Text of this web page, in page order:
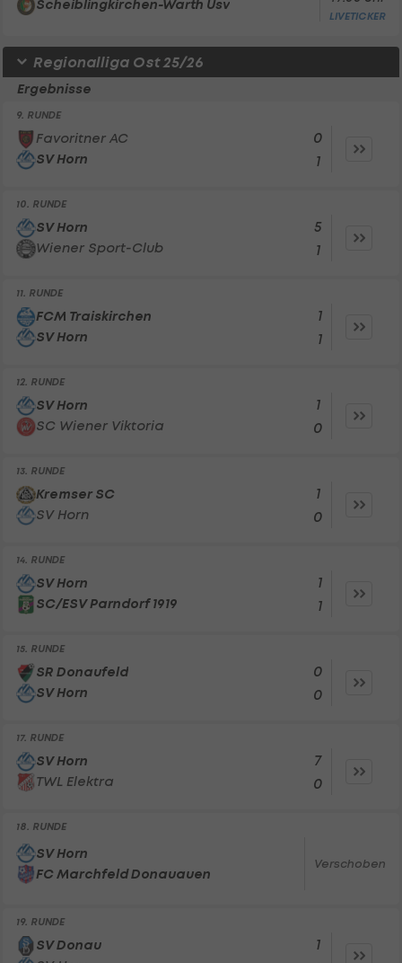
Scheiblingkirchen-Warth Usv
LIVETICKER
Regionalliga Ost 25/26
Ergebnisse
9. RUNDE
Favoritner AC
SV Horn
0
1
10. RUNDE
SV Horn
Wiener Sport-Club
5
1
11. RUNDE
FCM Traiskirchen
SV Horn
1
1
12. RUNDE
SV Horn
SC Wiener Viktoria
1
0
13. RUNDE
Kremser SC
SV Horn
1
0
14. RUNDE
SV Horn
SC/ESV Parndorf 1919
1
1
15. RUNDE
SR Donaufeld
SV Horn
0
0
17. RUNDE
SV Horn
TWL Elektra
7
0
18. RUNDE
SV Horn
FC Marchfeld Donauauen
Verschoben
19. RUNDE
SV Donau
1